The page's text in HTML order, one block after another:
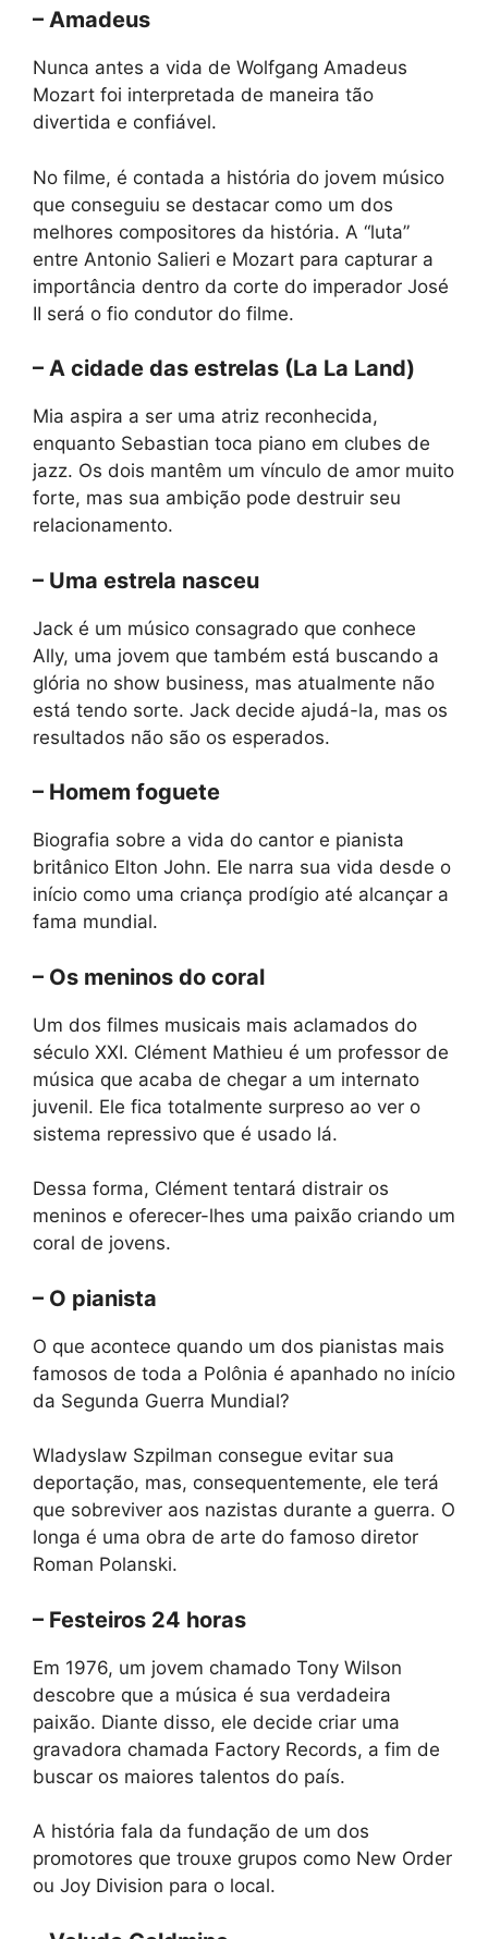
– Amadeus
Nunca antes a vida de Wolfgang Amadeus
Mozart foi interpretada de maneira tão
divertida e confiável.
No filme, é contada a história do jovem músico
que conseguiu se destacar como um dos
melhores compositores da história. A “luta”
entre Antonio Salieri e Mozart para capturar a
importância dentro da corte do imperador José
II será o fio condutor do filme.
– A cidade das estrelas (La La Land)
Mia aspira a ser uma atriz reconhecida,
enquanto Sebastian toca piano em clubes de
jazz. Os dois mantêm um vínculo de amor muito
forte, mas sua ambição pode destruir seu
relacionamento.
– Uma estrela nasceu
Jack é um músico consagrado que conhece
Ally, uma jovem que também está buscando a
glória no show business, mas atualmente não
está tendo sorte. Jack decide ajudá-la, mas os
resultados não são os esperados.
– Homem foguete
Biografia sobre a vida do cantor e pianista
britânico Elton John. Ele narra sua vida desde o
início como uma criança prodígio até alcançar a
fama mundial.
– Os meninos do coral
Um dos filmes musicais mais aclamados do
século XXI. Clément Mathieu é um professor de
música que acaba de chegar a um internato
juvenil. Ele fica totalmente surpreso ao ver o
sistema repressivo que é usado lá.
Dessa forma, Clément tentará distrair os
meninos e oferecer-lhes uma paixão criando um
coral de jovens.
– O pianista
O que acontece quando um dos pianistas mais
famosos de toda a Polônia é apanhado no início
da Segunda Guerra Mundial?
Wladyslaw Szpilman consegue evitar sua
deportação, mas, consequentemente, ele terá
que sobreviver aos nazistas durante a guerra. O
longa é uma obra de arte do famoso diretor
Roman Polanski.
– Festeiros 24 horas
Em 1976, um jovem chamado Tony Wilson
descobre que a música é sua verdadeira
paixão. Diante disso, ele decide criar uma
gravadora chamada Factory Records, a fim de
buscar os maiores talentos do país.
A história fala da fundação de um dos
promotores que trouxe grupos como New Order
ou Joy Division para o local.